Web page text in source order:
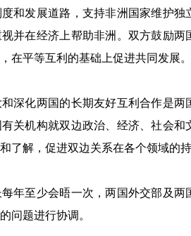
和发展道路，支持非洲国家维护
并在经济上帮助非洲。双方鼓励
在平等互利的基础上促进共同发展。
化两国的长期友好互利合作是两
关机构就双边政治、经济、社会
了解，促进双边关系在各个领域的
至少会晤一次，两国外交部及两
问题进行协调。